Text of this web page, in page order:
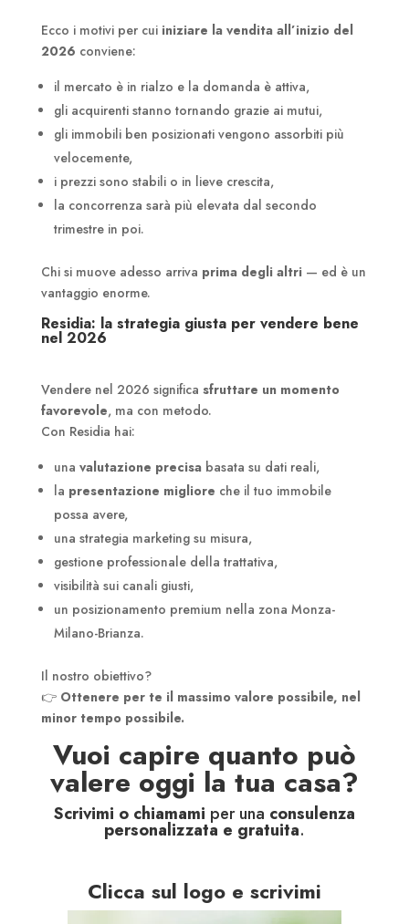
Ecco i motivi per cui iniziare la vendita all’inizio del
2026 conviene:
il mercato è in rialzo e la domanda è attiva,
gli acquirenti stanno tornando grazie ai mutui,
gli immobili ben posizionati vengono assorbiti più
velocemente,
i prezzi sono stabili o in lieve crescita,
la concorrenza sarà più elevata dal secondo
trimestre in poi.
Chi si muove adesso arriva prima degli altri— ed è un
vantaggio enorme.
Residia: la strategia giusta per vendere bene
nel 2026
Vendere nel 2026 significa sfruttare un momento
favorevole, ma con metodo.
Con Residia hai:
una valutazione precisabasata su dati reali,
la presentazione migliore che il tuo immobile
possa avere,
una strategia marketing su misura,
gestione professionale della trattativa,
visibilità sui canali giusti,
un posizionamento premium nella zona Monza-
Milano-Brianza.
Il nostro obiettivo?
👉 Ottenere per te il massimo valore possibile, nel
minor tempo possibile.
Vuoi capire quanto può
valere oggi la tua casa?
Scrivimi o chiamami per una consulenza
personalizzata e gratuita.
Clicca sul logo e scrivimi